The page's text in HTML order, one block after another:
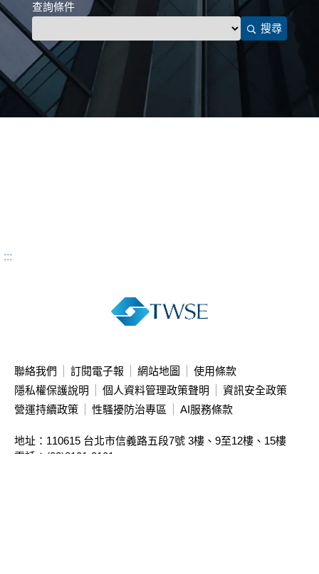
查詢條件
搜尋
:::
聯絡我們 訂閱電子報 網站地圖
使用條款
隱私權保護說明
個人資料管理政策聲明
資訊安全政策
營運持續政策
性騷擾防治專區 AI服務條款
地址：110615 台北市信義路五段7號 3樓、9至12樓、15樓
電話：(02)8101-3101